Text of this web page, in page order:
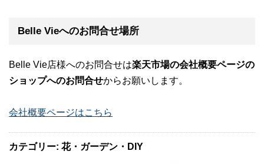
Belle Vieへのお問合せ場所
Belle Vie店様へのお問合せは楽天市場の会社概要ページの
ショップへのお問合せからお願いします。
会社概要ページはこちら
カテゴリー: 花・ガーデン・DIY